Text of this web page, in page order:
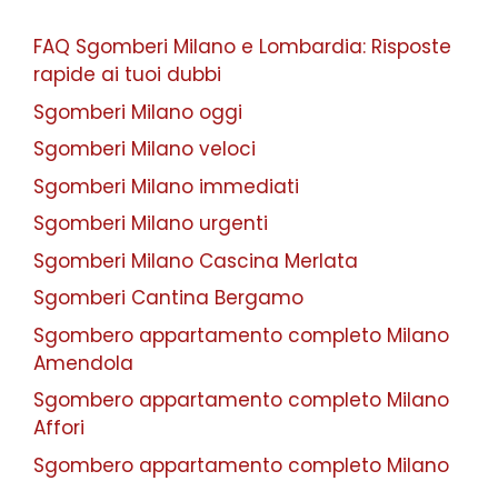
FAQ Sgomberi Milano e Lombardia: Risposte
rapide ai tuoi dubbi
Sgomberi Milano oggi
Sgomberi Milano veloci
Sgomberi Milano immediati
Sgomberi Milano urgenti
Sgomberi Milano Cascina Merlata
Sgomberi Cantina Bergamo
Sgombero appartamento completo Milano
Amendola
Sgombero appartamento completo Milano
Affori
Sgombero appartamento completo Milano